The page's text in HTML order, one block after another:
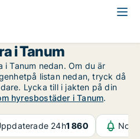
i Tanum
Tanum nedan. Om du är
listan nedan, tryck då
Lycka till i jakten på din
hyresbostäder i Tanum.
24h1 860